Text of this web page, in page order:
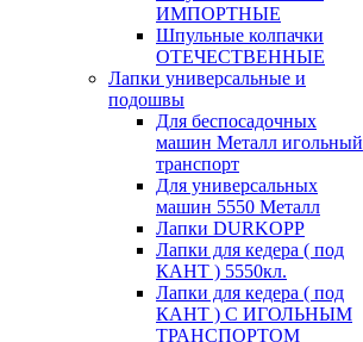
ИМПОРТНЫЕ
Шпульные колпачки
ОТЕЧЕСТВЕННЫЕ
Лапки универсальные и
подошвы
Для беспосадочных
машин Металл игольный
транспорт
Для универсальных
машин 5550 Металл
Лапки DURKOPP
Лапки для кедера ( под
КАНТ ) 5550кл.
Лапки для кедера ( под
КАНТ ) С ИГОЛЬНЫМ
ТРАНСПОРТОМ